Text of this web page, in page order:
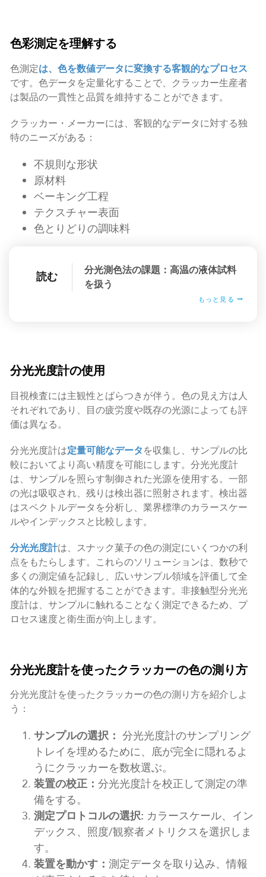
色彩測定を理解する
色測定は、色を数値データに変換する客観的なプロセス
です。色データを定量化することで、クラッカー生産者
は製品の一貫性と品質を維持することができます。
クラッカー・メーカーには、客観的なデータに対する独
特のニーズがある：
不規則な形状
原材料
ベーキング工程
テクスチャー表面
色とりどりの調味料
読む
分光測色法の課題：高温の液体試料
を扱う
もっと見る
分光光度計の使用
目視検査には主観性とばらつきが伴う。色の見え方は人
それぞれであり、目の疲労度や既存の光源によっても評
価は異なる。
分光光度計は定量可能なデータを収集し、サンプルの比
較においてより高い精度を可能にします。分光光度計
は、サンプルを照らす制御された光源を使用する。一部
の光は吸収され、残りは検出器に照射されます。検出器
はスペクトルデータを分析し、業界標準のカラースケー
ルやインデックスと比較します。
分光光度計は、スナック菓子の色の測定にいくつかの利
点をもたらします。これらのソリューションは、数秒で
多くの測定値を記録し、広いサンプル領域を評価して全
体的な外観を把握することができます。非接触型分光光
度計は、サンプルに触れることなく測定できるため、プ
ロセス速度と衛生面が向上します。
分光光度計を使ったクラッカーの色の測り方
分光光度計を使ったクラッカーの色の測り方を紹介しよ
う：
サンプルの選択： 分光光度計のサンプリング
トレイを埋めるために、底が完全に隠れるよ
うにクラッカーを数枚選ぶ。
装置の校正： 分光光度計を校正して測定の準
備をする。
測定プロトコルの選択: カラースケール、イン
デックス、照度/観察者メトリクスを選択しま
す。
装置を動かす： 測定データを取り込み、情報